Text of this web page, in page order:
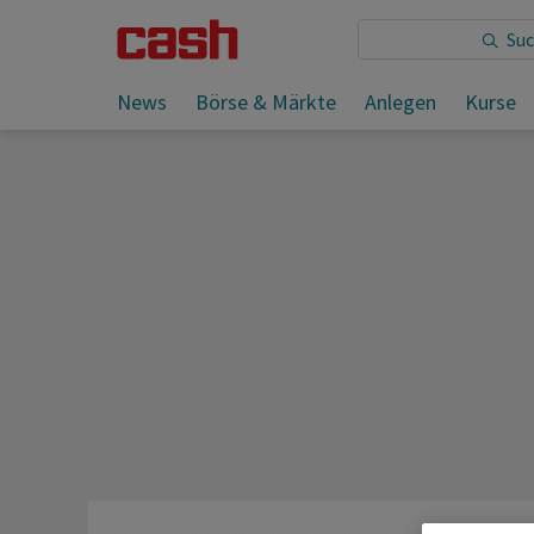
News Börse & Märkte Anlegen Kurse
Sie lesen: